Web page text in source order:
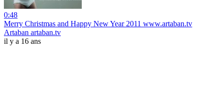
0:48
Merry Christmas and Happy New Year 2011 www.artaban.tv
Artaban artaban.tv
il y a 16 ans